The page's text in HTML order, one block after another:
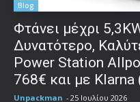
Blog
Φτάνει μέχρι
Δυνατότερο,
Power Station
768€ και με Klarna
Unpackman - 25 Ιουλίου 2026